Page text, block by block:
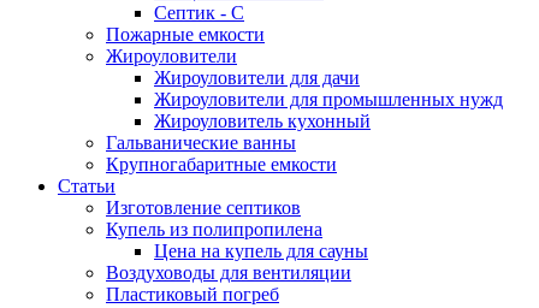
Септик - С
Пожарные емкости
Жироуловители
Жироуловители для дачи
Жироуловители для промышленных нужд
Жироуловитель кухонный
Гальванические ванны
Крупногабаритные емкости
Статьи
Изготовление септиков
Купель из полипропилена
Цена на купель для сауны
Воздуховоды для вентиляции
Пластиковый погреб